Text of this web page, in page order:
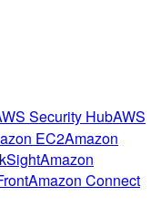
Security HubAWS
EC2Amazon
Amazon
Amazon Connect